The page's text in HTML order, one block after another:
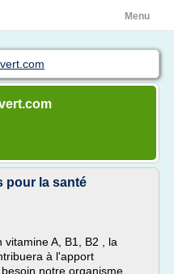
Menu
pour la santé
A, B1, B2 , la
à l'apport
notre organisme,